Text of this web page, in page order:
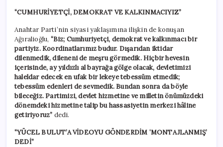
“CUMHURİYETÇİ, DEMOKRAT VE KALKINMACIYIZ”
Anahtar Parti’nin siyasi yaklaşımına ilişkin de konuşan
Ağıralioğlu, “Biz; Cumhuriyetçi, demokrat ve kalkınmacı bir
partiyiz. Koordinatlarımız budur. Dışarıdan iktidar
dilenmedik, dileneni de meşru görmedik. Hiçbir hevesin
içerisinde, ay yıldızlı al bayrağa gölge olacak, devletimizi
haleldar edecek en ufak bir lekeye tebessüm etmedik;
tebessüm edenleri de sevmedik. Bundan sonra da böyle
bileceğiz. Partimizi, devlet hizmetine ve milletin önümüzdeki
dönemdeki hizmetine talip bu hassasiyetin merkezi hâline
getiriyoruz” dedi.
“YÜCEL BULUT’A VİDEOYU GÖNDERDİM ‘MONTAJLANMIŞ’
DEDİ”